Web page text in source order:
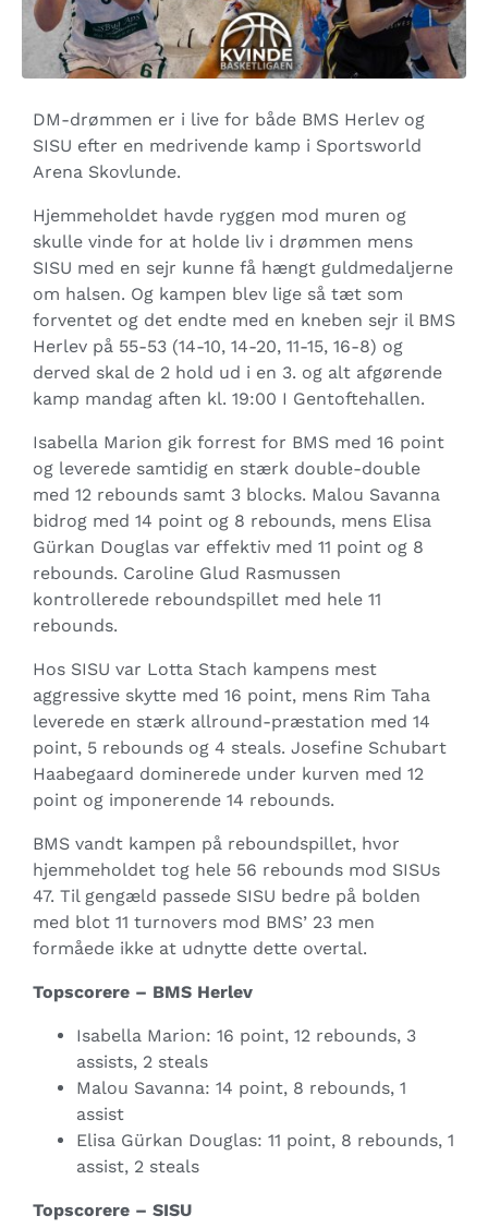
DM-drømmen er i live for både BMS Herlev og
SISU efter en medrivende kamp i Sportsworld
Arena Skovlunde.
Hjemmeholdet havde ryggen mod muren og
skulle vinde for at holde liv i drømmen mens
SISU med en sejr kunne få hængt guldmedaljerne
om halsen. Og kampen blev lige så tæt som
forventet og det endte med en kneben sejr il BMS
Herlev på 55-53 (14-10, 14-20, 11-15, 16-8) og
derved skal de 2 hold ud i en 3. og alt afgørende
kamp mandag aften kl. 19:00 I Gentoftehallen.
Isabella Marion gik forrest for BMS med 16 point
og leverede samtidig en stærk double-double
med 12 rebounds samt 3 blocks. Malou Savanna
bidrog med 14 point og 8 rebounds, mens Elisa
Gürkan Douglas var effektiv med 11 point og 8
rebounds. Caroline Glud Rasmussen
kontrollerede reboundspillet med hele 11
rebounds.
Hos SISU var Lotta Stach kampens mest
aggressive skytte med 16 point, mens Rim Taha
leverede en stærk allround-præstation med 14
point, 5 rebounds og 4 steals. Josefine Schubart
Haabegaard dominerede under kurven med 12
point og imponerende 14 rebounds.
BMS vandt kampen på reboundspillet, hvor
hjemmeholdet tog hele 56 rebounds mod SISUs
47. Til gengæld passede SISU bedre på bolden
med blot 11 turnovers mod BMS’ 23 men
formåede ikke at udnytte dette overtal.
Topscorere – BMS Herlev
Isabella Marion: 16 point, 12 rebounds, 3
assists, 2 steals
Malou Savanna: 14 point, 8 rebounds, 1
assist
Elisa Gürkan Douglas: 11 point, 8 rebounds, 1
assist, 2 steals
Topscorere – SISU